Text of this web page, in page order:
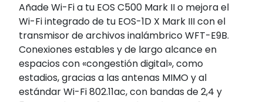
Añade Wi-Fi a tu EOS C500 Mark II o mejora el
Wi-Fi integrado de tu EOS-1D X Mark III con el
transmisor de archivos inalámbrico WFT-E9B.
Conexiones estables y de largo alcance en
espacios con «congestión digital», como
estadios, gracias a las antenas MIMO y al
estándar Wi-Fi 802.11ac, con bandas de 2,4 y